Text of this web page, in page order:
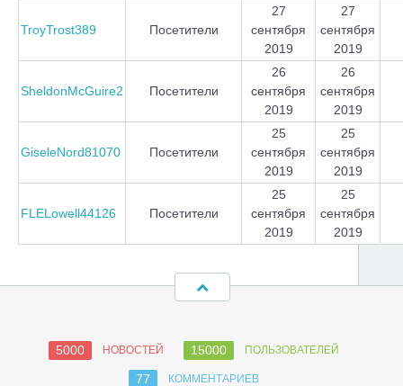
TroyTrost389 Посетители
27
сентября
2019
27
сентября
2019
SheldonMcGuire2 Посетители
26
сентября
2019
26
сентября
2019
GiseleNord81070 Посетители
25
сентября
2019
25
сентября
2019
FLELowell44126 Посетители
25
сентября
2019
25
сентября
2019
5000 НОВОСТЕЙ 15000 ПОЛЬЗОВАТЕЛЕЙ
77 КОММЕНТАРИЕВ